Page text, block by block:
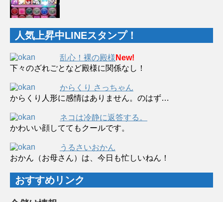
人気上昇中LINEスタンプ！
乱心！裸の殿様 New!
下々のざれごとなど殿様に関係なし！
からくり さっちゃん
からくり人形に感情はありません。のはず…
ネコは冷静に返答する。
かわいい顔しててもクールです。
うるさいおかん
おかん（お母さん）は、今日も忙しいねん！
おすすめリンク